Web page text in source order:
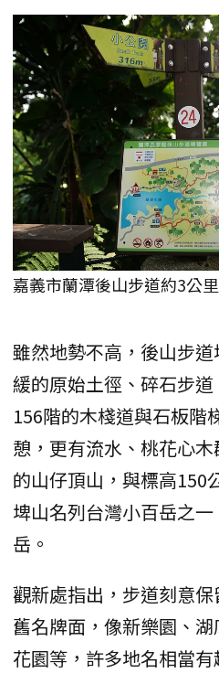
嘉義市蘭潭後山步道約3公
雖然地勢不高，後山步
緩的原始土徑、碎石步
156階的木棧道與石板階
憩，更有流水、桃花心
的山仔頂山，與標高150
埤山名列台灣小百岳之
岳。
觀新處指出，步道刻意
舊名牌面，像新樂園、
花園等，許多地名相當